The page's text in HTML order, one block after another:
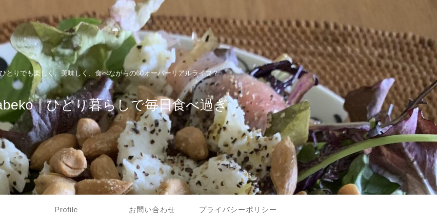
ひとりでも楽しく、美味しく、食べながらの60オーバーリアルライフ？
｜ひとり暮らしで毎日食べ過ぎ
Profile お問い合わせ プライバシーポリシー